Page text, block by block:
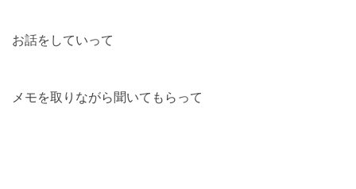
お話をしていって
メモを取りながら聞いてもらって